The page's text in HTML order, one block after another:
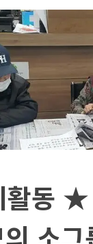
동 ★